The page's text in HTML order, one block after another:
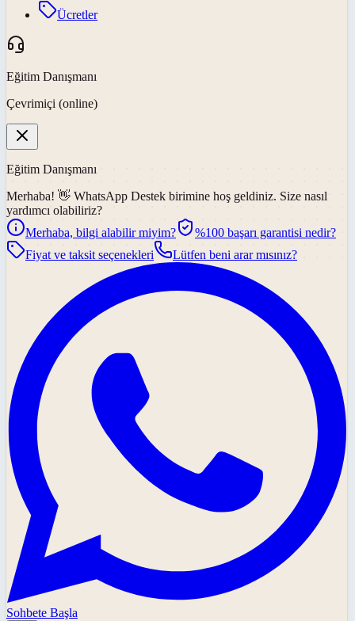
Ücretler
Eğitim Danışmanı
Çevrimiçi (online)
Eğitim Danışmanı
Merhaba! 👋 WhatsApp Destek birimine hoş geldiniz. Size nasıl
yardımcı olabiliriz?
Merhaba, bilgi alabilir miyim?
%100 başarı garantisi nedir?
Fiyat ve taksit seçenekleri
Lütfen beni arar mısınız?
Sohbete Başla